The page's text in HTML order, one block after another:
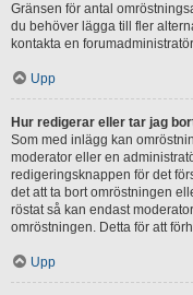
Gränsen för antal
du behöver lägga till fler
kontakta en
Upp
Hur redigerar eller tar jag
Som med inlägg kan
moderator eller en
redigeringsknappen för det
det att ta bort omröstningen
röstat så kan endast
omröstningen. Detta för att
Upp